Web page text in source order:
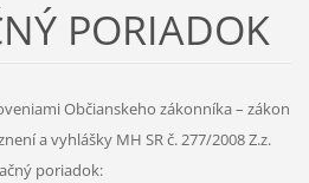
PORIADOK
Občianskeho zákonníka – zákon
a vyhlášky MH SR č. 277/2008 Z.z.
poriadok: